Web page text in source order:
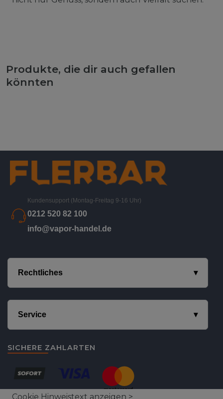
Produkte, die dir auch gefallen
könnten
Kundensupport (Montag-Freitag 9-16 Uhr)
0212 520 82 100
info@vapor-handel.de
Rechtliches
Service
SICHERE ZAHLARTEN
Cookie Hinweistext anzeigen >